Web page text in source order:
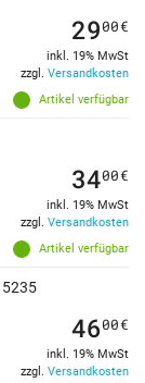
Artikel verfügbar
2900€
inkl. 19% MwSt
zzgl. Versandkosten
Artikel verfügbar
3400€
inkl. 19% MwSt
zzgl. Versandkosten
5235
4600€
inkl. 19% MwSt
zzgl. Versandkosten